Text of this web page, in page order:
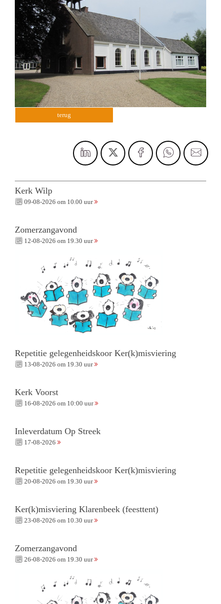
terug
Kerk Wilp
09-08-2026 om 10.00 uur
Zomerzangavond
12-08-2026 om 19.30 uur
Repetitie gelegenheidskoor Ker(k)misviering
13-08-2026 om 19.30 uur
Kerk Voorst
16-08-2026 om 10:00 uur
Inleverdatum Op Streek
17-08-2026
Repetitie gelegenheidskoor Ker(k)misviering
20-08-2026 om 19.30 uur
Ker(k)misviering Klarenbeek (feesttent)
23-08-2026 om 10.30 uur
Zomerzangavond
26-08-2026 om 19.30 uur